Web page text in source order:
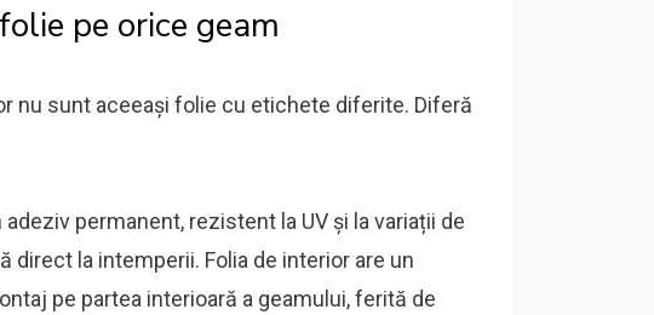
pe orice geam
nu sunt aceeași folie cu etichete diferite. Diferă
permanent, rezistent la UV și la variații de
direct la intemperii. Folia de interior are un
pe partea interioară a geamului, ferită de